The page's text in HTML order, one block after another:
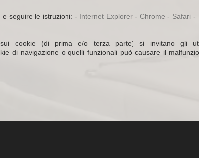
e seguire le istruzioni: - Internet Explorer - Chrome - Safari -
cookie (di prima e/o terza parte) si invitano gli
di navigazione o quelli funzionali può causare il